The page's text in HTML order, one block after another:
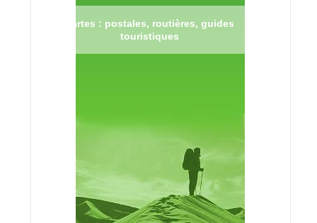
Cartes : postales, routières, guides
touristiques